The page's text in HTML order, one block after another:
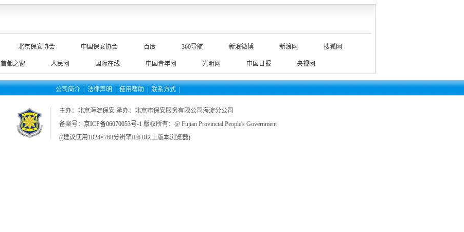
北京保安协会 中国保安协会 百度 360导航 新浪微博 新浪网 搜狐网
首都之窗 人民网 国际在线 中国青年网 光明网 中国日报 央视网
公司简介| 法律声明 使用帮助| 联系方式|
主办：北京海淀保安 承办：北京市保安服务有限公司海淀分公司
备案号： 京ICP备06070053号-1 版权所有：@ Fujian Provincial People's Government
((建议使用1024×768分辨率IE6.0以上版本浏览器)